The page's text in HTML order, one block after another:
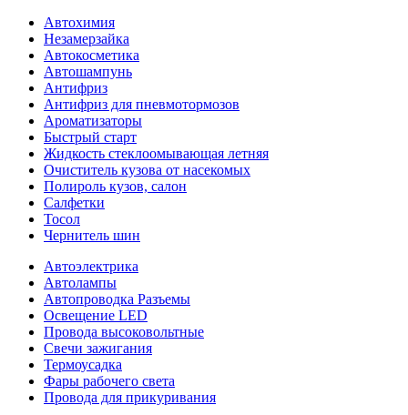
Автохимия
Незамерзайка
Автокосметика
Автошампунь
Антифриз
Антифриз для пневмотормозов
Ароматизаторы
Быстрый старт
Жидкость стеклоомывающая летняя
Очиститель кузова от насекомых
Полироль кузов, салон
Салфетки
Тосол
Чернитель шин
Автоэлектрика
Автолампы
Автопроводка Разъемы
Освещение LED
Провода высоковольтные
Свечи зажигания
Термоусадка
Фары рабочего света
Провода для прикуривания